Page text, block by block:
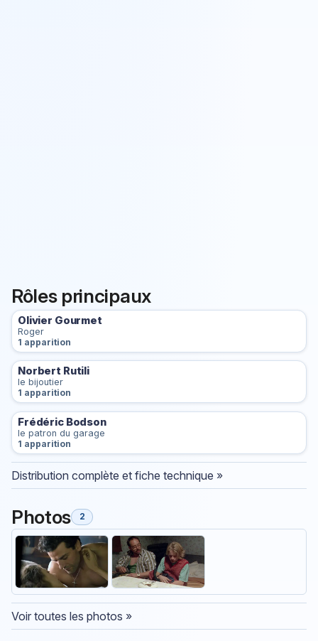
Rôles principaux
Olivier Gourmet
Roger
1 apparition
Norbert Rutili
le bijoutier
1 apparition
Frédéric Bodson
le patron du garage
1 apparition
Distribution complète et fiche technique »
Photos 2
Voir toutes les photos »